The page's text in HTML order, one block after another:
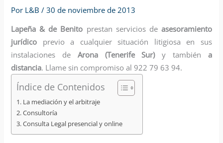
Por L&B/30 de noviembre de 2013
Lapeña & de Benito prestan servicios de asesoramiento
jurídico previo a cualquier situación litigiosa en sus
instalaciones de Arona (Tenerife Sur)y también a
distancia. Llame sin compromiso al 922 79 63 94.
Índice de Contenidos
La mediación y el arbitraje
Consultoría
Consulta Legal presencial y online